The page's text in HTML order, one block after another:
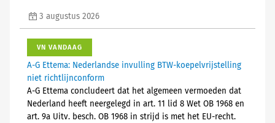
3 augustus 2026
VN VANDAAG
A-G Ettema: Nederlandse invulling BTW-koepelvrijstelling
niet richtlijnconform
A-G Ettema concludeert dat het algemeen vermoeden dat
Nederland heeft neergelegd in art. 11 lid 8 Wet OB 1968 en
art. 9a Uitv. besch. OB 1968 in strijd is met het EU-recht.